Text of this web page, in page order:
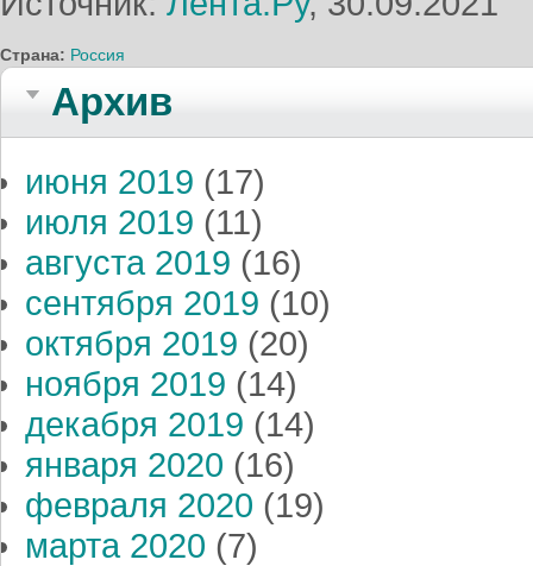
Страна: Россия
Архив
июня 2019 (17)
июля 2019 (11)
августа 2019 (16)
сентября 2019 (10)
октября 2019 (20)
ноября 2019 (14)
декабря 2019 (14)
января 2020 (16)
февраля 2020 (19)
марта 2020 (7)